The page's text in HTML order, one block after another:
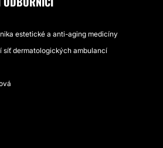
estetické a anti-aging medicíny
síť dermatologických ambulancí